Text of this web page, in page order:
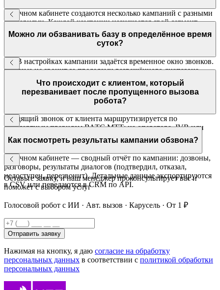
В личном кабинете создаются несколько кампаний с разными
сценариями. Каждой кампании назначается свой сегмент
базы. Запуск — одновременно или по расписанию.
Можно ли обзванивать базу в определённое время
суток?
Да. В настройках кампании задаётся временное окно звонков.
Система не звонит за пределами разрешённого диапазона —
например, только с 10:00 до 20:00 в будние дни.
Что происходит с клиентом, который
перезванивает после пропущенного вызова
робота?
Входящий звонок от клиента маршрутизируется по
стандартным правилам ВАТС МТТ: на оператора, IVR или
снова на робота — в зависимости от вашей настройки.
Как посмотреть результаты кампании обзвона?
В личном кабинете — сводный отчёт по кампании: дозвоны,
разговоры, результаты диалогов (подтвердил, отказал,
недоступен, перезвонит). Детальные данные экспортируются
в CSV или передаются в CRM по API.
Оставьте заявку, и наш менеджер проконсультирует вас и
поможет с выбором услуг
Голосовой робот с ИИ · Авт. вызов · Карусель · От 1 ₽
Отправить заявку
Нажимая на кнопку, я даю согласие на обработку
персональных данных в соответствии с политикой обработки
персональных данных